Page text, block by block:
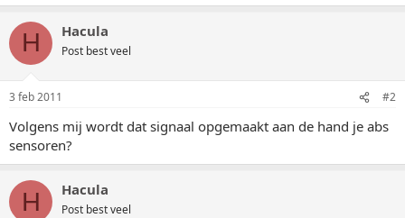
H Hacula
Post best veel
3 feb 2011 #2
Volgens mij wordt dat signaal opgemaakt aan de hand je abs
sensoren?
H Hacula
Post best veel